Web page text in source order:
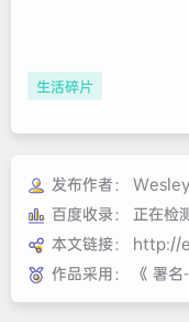
生活碎片
发布作者：
Wesley
百度收录：
正在检
本文链接：
http://
作品采用：
《 署